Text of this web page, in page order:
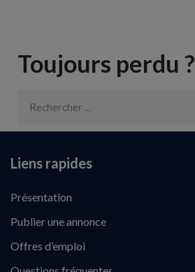
Toujours perdu ?
Liens rapides
Présentation
Publier une annonce
Offres d’emploi